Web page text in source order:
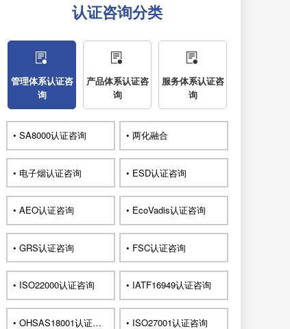
认证咨询分类
管理体系认证咨
询
产品体系认证咨
询
服务体系认证咨
询
• SA8000认证咨询 • 两化融合
• 电子烟认证咨询 • ESD认证咨询
• AEO认证咨询 • EcoVadis认证咨询
• GRS认证咨询 • FSC认证咨询
• ISO22000认证咨询 • IATF16949认证咨询
• OHSAS18001认证咨询 • ISO27001认证咨询